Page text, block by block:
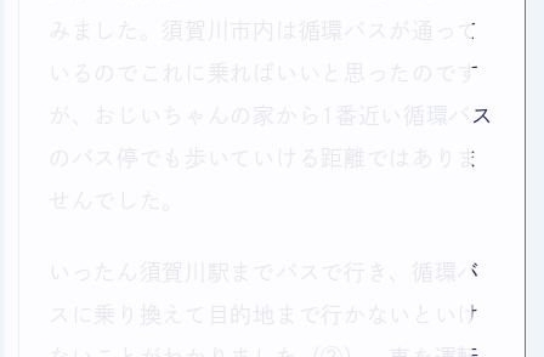
みました。須賀川市内は循環バスが通って
いるのでこれに乗ればいいと思ったのです
が、おじいちゃんの家から1番近い循環バス
のバス停でも歩いていける距離ではありま
いったん須賀川駅までバスで行き、循環バ
スに乗り換えて目的地まで行かないといけ